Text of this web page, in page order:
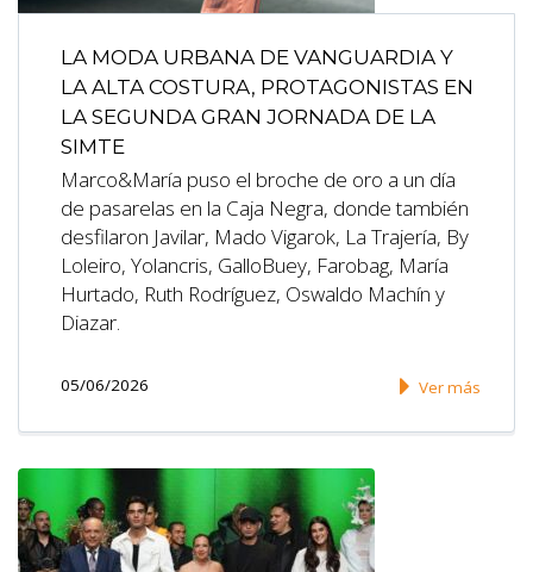
LA MODA URBANA DE VANGUARDIA Y
LA ALTA COSTURA, PROTAGONISTAS EN
LA SEGUNDA GRAN JORNADA DE LA
SIMTE
Marco&María puso el broche de oro a un día
de pasarelas en la Caja Negra, donde también
desfilaron Javilar, Mado Vigarok, La Trajería, By
Loleiro, Yolancris, GalloBuey, Farobag, María
Hurtado, Ruth Rodríguez, Oswaldo Machín y
Diazar.
05/06/2026 Ver más